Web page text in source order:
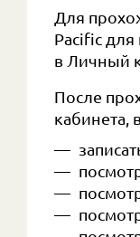
Для
Pacific для
в Личный
После
кабинета,